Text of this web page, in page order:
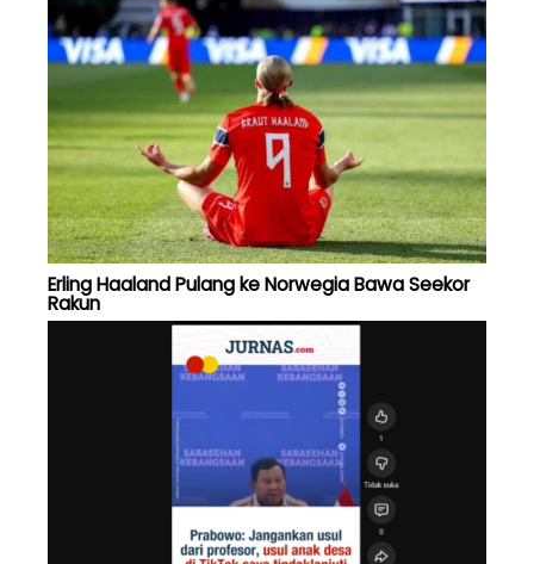
Erling Haaland Pulang ke Norwegia Bawa Seekor
Rakun